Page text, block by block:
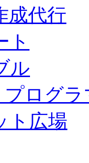
成代行
ト
ル
ログラ
ト広場